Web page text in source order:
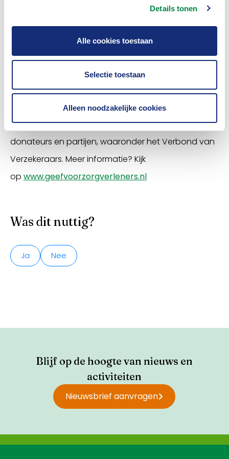
Details tonen
Alle cookies toestaan
Selectie toestaan
Alleen noodzakelijke cookies
(nabestaanden van) zorgmedewerkers. Tot 31
aanvraag in te dienen bij ZWiC. Op 30 juni 2023
wordt ZWiC opgeheven.
Sinds haar oprichting heeft ZWiCsteunin praktische
en/of financiële zin gekregen van vele individuele
donateurs en partijen, waaronder het Verbond van
Verzekeraars. Meer informatie? Kijk
op www.geefvoorzorgverleners.nl
Was dit nuttig?
Ja Nee
Blijf op de hoogte van nieuws en
activiteiten
Nieuwsbrief aanvragen